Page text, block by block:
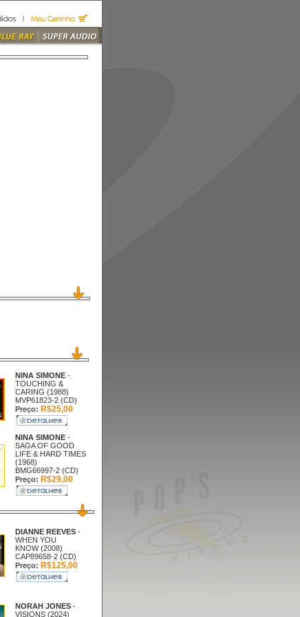
NINA SIMONE -
TOUCHING &
CARING (1988)
MVP61823-2 (CD)
Preço: R$25,00
NINA SIMONE -
SAGA OF GOOD
LIFE & HARD TIMES
(1968)
BMG66997-2 (CD)
Preço: R$29,00
DIANNE REEVES -
WHEN YOU
KNOW (2008)
CAP89658-2 (CD)
Preço: R$125,00
NORAH JONES -
VISIONS (2024)